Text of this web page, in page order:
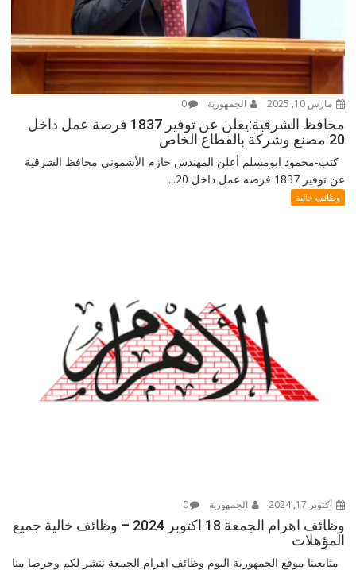
مارس 10, 2025 الجمهورية 0
محافظ الشرقية:يعلن عن توفير 1837 فرصة عمل داخل
20 مصنع وشركة بالقطاع الخاص
كتب-محمود ابومسلم أعلن المهندس حازم الأشموني محافظ الشرقية
عن توفير 1837 فرصه عمل داخل 20...
وظائف خالية
أكتوبر 17, 2024 الجمهورية 0
وظائف اهرام الجمعة 18 اكتوبر 2024 – وظائف خالية جميع
المؤهلات
متابعينا موقع الجمهورية اليوم وظائف اهرام الجمعة ننشر لكم وحرصا منا